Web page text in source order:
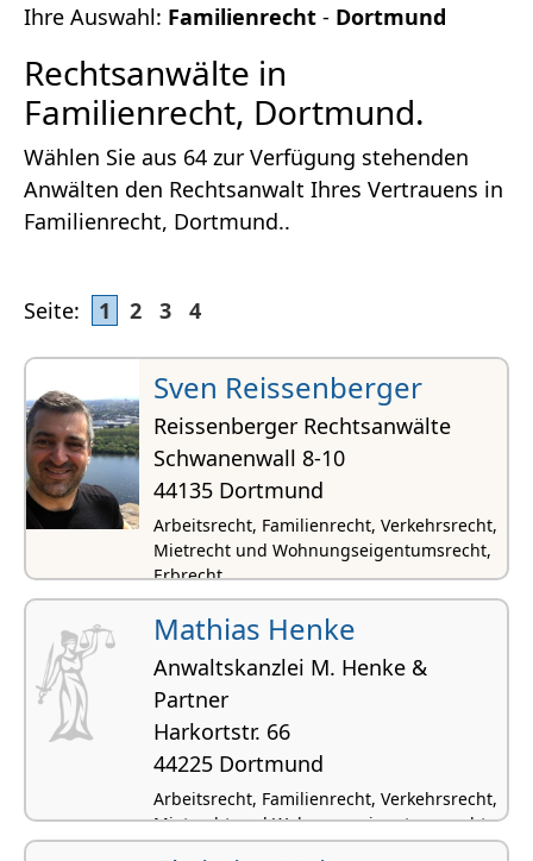
Ihre Auswahl: Familienrecht - Dortmund
Rechtsanwälte in
Familienrecht, Dortmund.
Wählen Sie aus 64 zur Verfügung stehenden
Anwälten den Rechtsanwalt Ihres Vertrauens in
Familienrecht, Dortmund..
Seite: 1 2 3 4
Sven Reissenberger
Reissenberger Rechtsanwälte
Schwanenwall 8-10
44135 Dortmund
Arbeitsrecht, Familienrecht, Verkehrsrecht,
Mietrecht und Wohnungseigentumsrecht,
Erbrecht
Mathias Henke
Anwaltskanzlei M. Henke &
Partner
Harkortstr. 66
44225 Dortmund
Arbeitsrecht, Familienrecht, Verkehrsrecht,
Mietrecht und Wohnungseigentumsrecht,
Strafrecht